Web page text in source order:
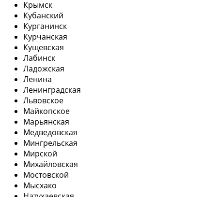
Крымск
Кубанский
Курганинск
Курчанская
Кущевская
Лабинск
Ладожская
Ленина
Ленинградская
Львовское
Майкопское
Марьянская
Медведовская
Мингрельская
Мирской
Михайловская
Мостовской
Мысхако